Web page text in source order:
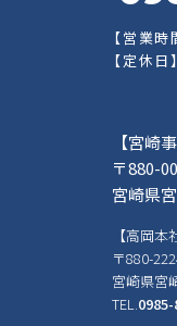
【営業
【定休
【宮崎
〒880-
宮崎県
【高岡本
〒880-
宮崎県宮
TEL.